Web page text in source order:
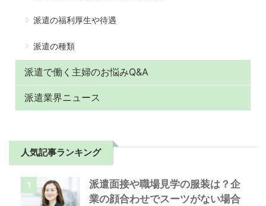
派遣の福利厚生や待遇
派遣の種類
派遣で働く主婦のお悩みQ&A
派遣業界ニュース
人気記事ランキング
1
派遣面接や職場見学の服装は？企
業の顔合わせでスーツがない場合